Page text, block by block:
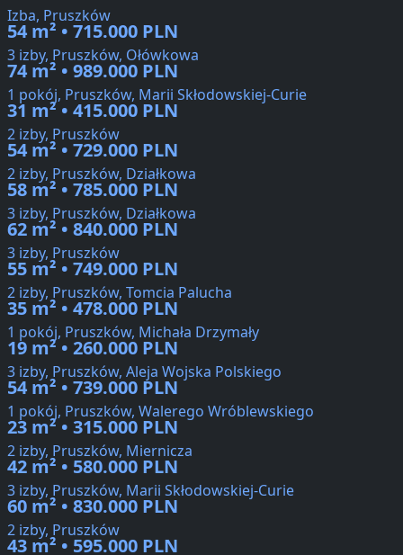
Izba, Pruszków
54 m² • 715.000 PLN
3 izby, Pruszków, Ołówkowa
74 m² • 989.000 PLN
1 pokój, Pruszków, Marii Skłodowskiej-Curie
31 m² • 415.000 PLN
2 izby, Pruszków
54 m² • 729.000 PLN
2 izby, Pruszków, Działkowa
58 m² • 785.000 PLN
3 izby, Pruszków, Działkowa
62 m² • 840.000 PLN
3 izby, Pruszków
55 m² • 749.000 PLN
2 izby, Pruszków, Tomcia Palucha
35 m² • 478.000 PLN
1 pokój, Pruszków, Michała Drzymały
19 m² • 260.000 PLN
3 izby, Pruszków, Aleja Wojska Polskiego
54 m² • 739.000 PLN
1 pokój, Pruszków, Walerego Wróblewskiego
23 m² • 315.000 PLN
2 izby, Pruszków, Miernicza
42 m² • 580.000 PLN
3 izby, Pruszków, Marii Skłodowskiej-Curie
60 m² • 830.000 PLN
2 izby, Pruszków
43 m² • 595.000 PLN